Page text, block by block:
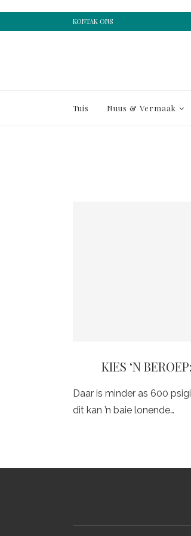
KONTAK ONS
Tuis Nuus & Vermaak
KIES ‘N
Daar is minder as 600
dit kan ’n baie lonende…